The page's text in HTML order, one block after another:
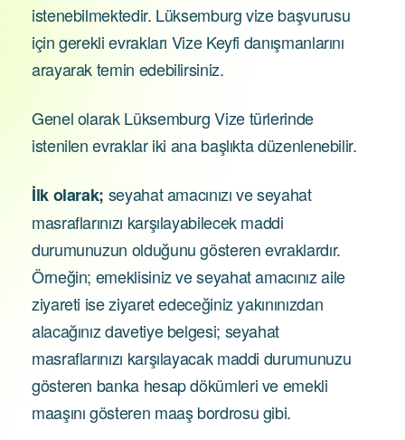
istenebilmektedir. Lüksemburg vize başvurusu
için gerekli evrakları Vize Keyfi danışmanlarını
arayarak temin edebilirsiniz.
Genel olarak Lüksemburg Vize türlerinde
istenilen evraklar iki ana başlıkta düzenlenebilir.
İlk olarak; seyahat amacınızı ve seyahat
masraflarınızı karşılayabilecek maddi
durumunuzun olduğunu gösteren evraklardır.
Örneğin; emeklisiniz ve seyahat amacınız aile
ziyareti ise ziyaret edeceğiniz yakınınızdan
alacağınız davetiye belgesi; seyahat
masraflarınızı karşılayacak maddi durumunuzu
gösteren banka hesap dökümleri ve emekli
maaşını gösteren maaş bordrosu gibi.